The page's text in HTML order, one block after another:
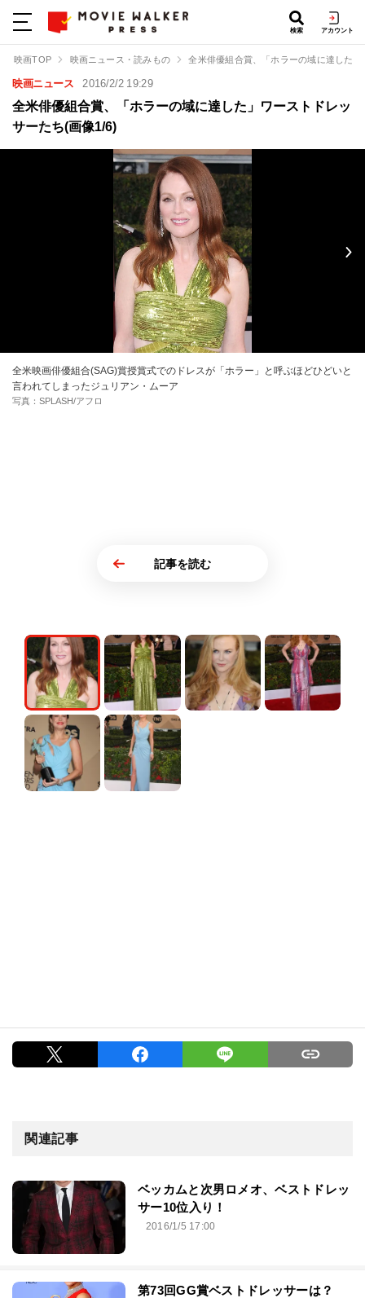
検索 アカウント
映画TOP 映画ニュース・読みもの 全米俳優組合賞、「ホラーの域に達した
映画ニュース 2016/2/2 19:29
全米俳優組合賞、「ホラーの域に達した」ワーストドレッ
サーたち(画像1/6)
全米映画俳優組合(SAG)賞授賞式でのドレスが「ホラー」と呼ぶほどひどいと
言われてしまったジュリアン・ムーア
写真：SPLASH/アフロ
記事を読む
関連記事
ベッカムと次男ロメオ、ベストドレッ
サー10位入り！
2016/1/5 17:00
第73回GG賞ベストドレッサーは？